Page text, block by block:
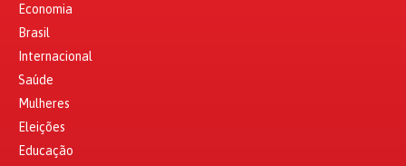
Economia
Brasil
Internacional
Saúde
Mulheres
Eleições
Educação